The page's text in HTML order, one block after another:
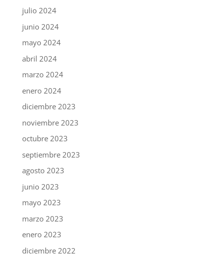
julio 2024
junio 2024
mayo 2024
abril 2024
marzo 2024
enero 2024
diciembre 2023
noviembre 2023
octubre 2023
septiembre 2023
agosto 2023
junio 2023
mayo 2023
marzo 2023
enero 2023
diciembre 2022